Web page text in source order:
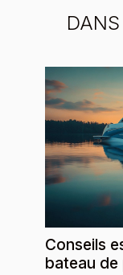
Conseils
bateau de